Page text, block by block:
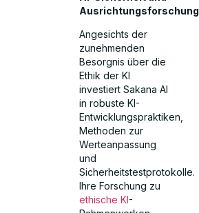
Ausrichtungsforschung
Angesichts der
zunehmenden
Besorgnis über die
Ethik der KI
investiert Sakana AI
in robuste KI-
Entwicklungspraktiken,
Methoden zur
Werteanpassung
und
Sicherheitstestprotokolle.
Ihre Forschung zu
ethische KI-